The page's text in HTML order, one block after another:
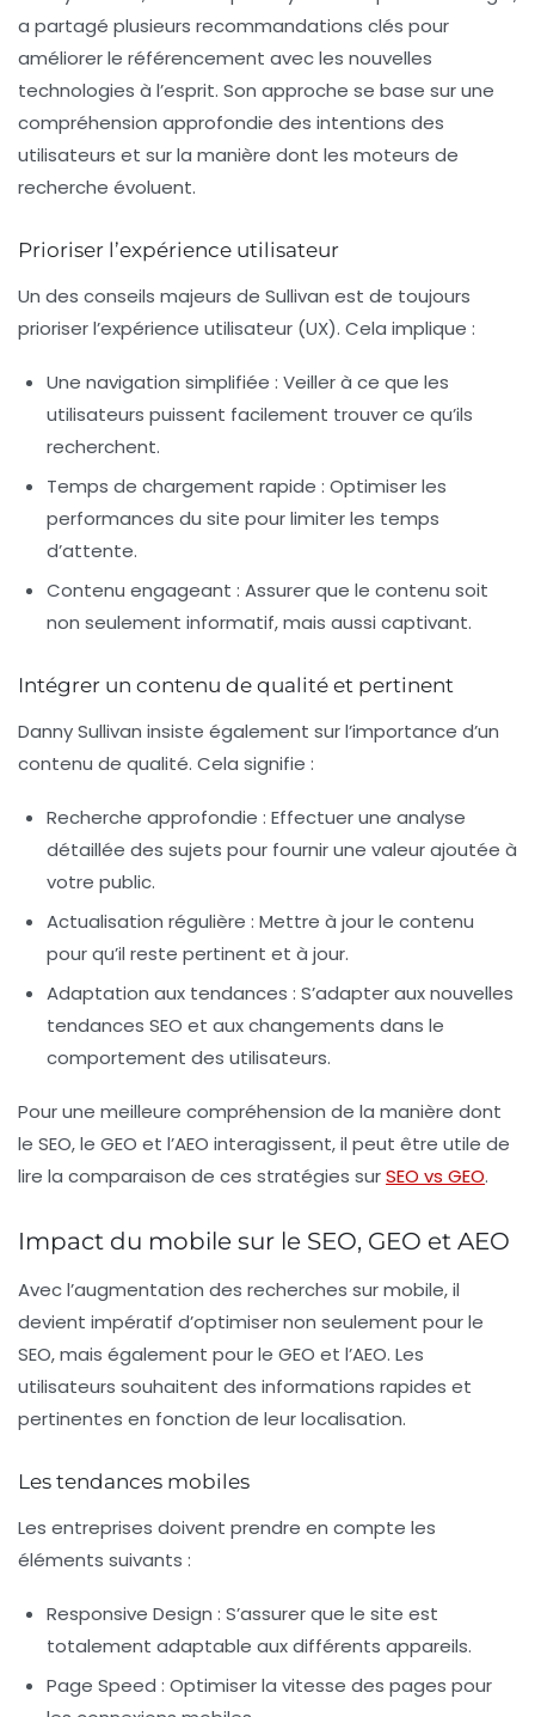
a partagé plusieurs recommandations clés pour
améliorer le référencement avec les nouvelles
technologies à l’esprit. Son approche se base sur une
compréhension approfondie des intentions des
utilisateurs et sur la manière dont les moteurs de
recherche évoluent.
Prioriser l’expérience utilisateur
Un des conseils majeurs de Sullivan est de toujours
prioriser l’expérience utilisateur (UX). Cela implique :
Une navigation simplifiée : Veiller à ce que les
utilisateurs puissent facilement trouver ce qu’ils
recherchent.
Temps de chargement rapide : Optimiser les
performances du site pour limiter les temps
d’attente.
Contenu engageant : Assurer que le contenu soit
non seulement informatif, mais aussi captivant.
Intégrer un contenu de qualité et pertinent
Danny Sullivan insiste également sur l’importance d’un
contenu de qualité. Cela signifie :
Recherche approfondie : Effectuer une analyse
détaillée des sujets pour fournir une valeur ajoutée à
votre public.
Actualisation régulière : Mettre à jour le contenu
pour qu’il reste pertinent et à jour.
Adaptation aux tendances : S’adapter aux nouvelles
tendances SEO et aux changements dans le
comportement des utilisateurs.
Pour une meilleure compréhension de la manière dont
le SEO, le GEO et l’AEO interagissent, il peut être utile de
lire la comparaison de ces stratégies surSEO vs GEO.
Impact du mobile sur le SEO, GEO et AEO
Avec l’augmentation des recherches sur mobile, il
devient impératif d’optimiser non seulement pour le
SEO, mais également pour le GEO et l’AEO. Les
utilisateurs souhaitent des informations rapides et
pertinentes en fonction de leur localisation.
Les tendances mobiles
Les entreprises doivent prendre en compte les
éléments suivants :
Responsive Design : S’assurer que le site est
totalement adaptable aux différents appareils.
Page Speed : Optimiser la vitesse des pages pour